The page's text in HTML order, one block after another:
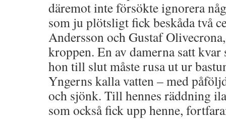
däremot inte försökte ignorera
som ju plötsligt fick beskåda två
Andersson och Gustaf
kroppen. En av damerna satt kvar
hon till slut måste rusa ut ur
Yngerns kalla vatten – med
och sjönk. Till hennes räddning
som också fick upp henne,